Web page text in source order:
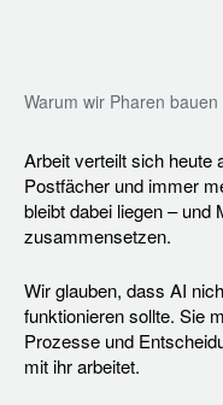
Warum wir Pharen bauen
Arbeit verteilt sich heute
Postfächer und immer
bleibt dabei liegen –
zusammensetzen.
Wir glauben, dass AI
funktionieren sollte. Sie
Prozesse und
mit ihr arbeitet.